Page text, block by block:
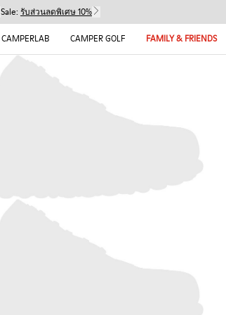
Sale: รับส่วนลดพิเศษ 10%
CAMPERLAB CAMPER GOLF FAMILY & FRIENDS